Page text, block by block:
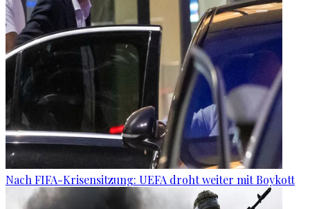
Nach FIFA-Krisensitzung: UEFA droht weiter mit Boykott